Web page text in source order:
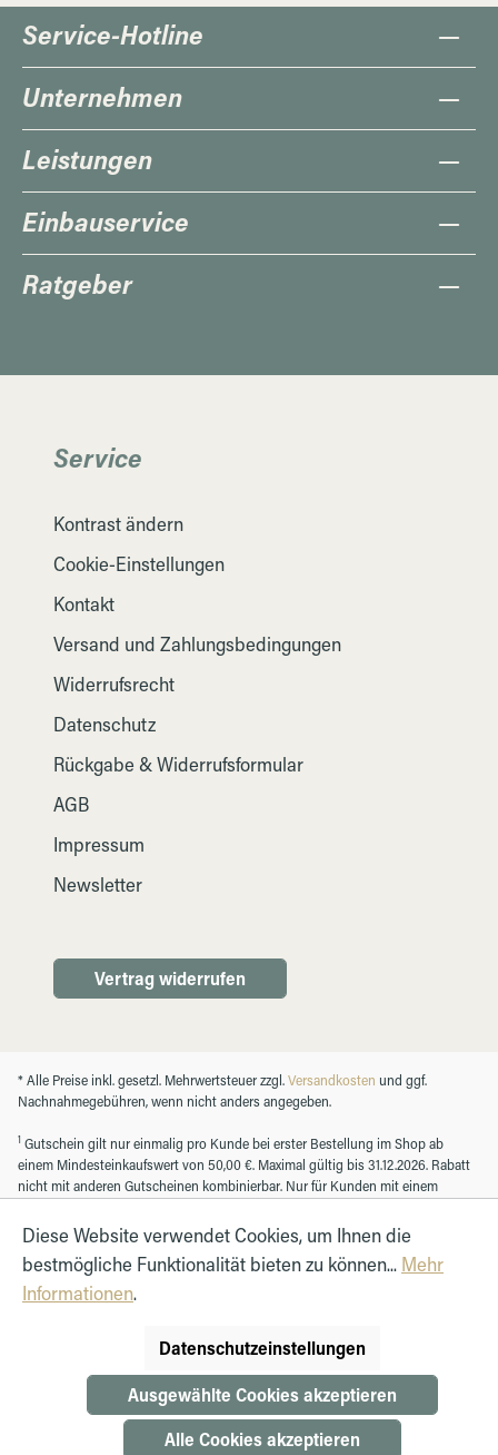
Service-Hotline
Unternehmen
Leistungen
Einbauservice
Ratgeber
Service
Kontrast ändern
Cookie-Einstellungen
Kontakt
Versand und Zahlungsbedingungen
Widerrufsrecht
Datenschutz
Rückgabe & Widerrufsformular
AGB
Impressum
Newsletter
Vertrag widerrufen
* Alle Preise inkl. gesetzl. Mehrwertsteuer zzgl.Versandkosten und ggf.
Nachnahmegebühren, wenn nicht anders angegeben.
1 Gutschein gilt nur einmalig pro Kunde bei erster Bestellung im Shop ab
einem Mindesteinkaufswert von 50,00 €. Maximal gültig bis 31.12.2026. Rabatt
nicht mit anderen Gutscheinen kombinierbar. Nur für Kunden mit einem
Diese Website verwendet Cookies, um Ihnen die
bestmögliche Funktionalität bieten zu können... Mehr
Informationen.
Datenschutzeinstellungen
Ausgewählte Cookies akzeptieren
Alle Cookies akzeptieren